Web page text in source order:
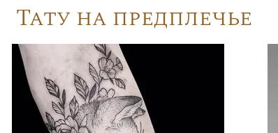
Тату на предплечье